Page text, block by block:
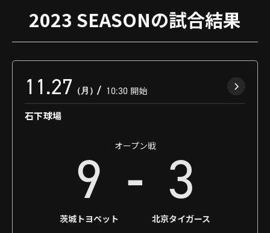
2023 SEASONの試合結果
11.27 （月） 10:30 開始
石下球場
オープン戦
9
茨城トヨペット
- 3
北京タイガース